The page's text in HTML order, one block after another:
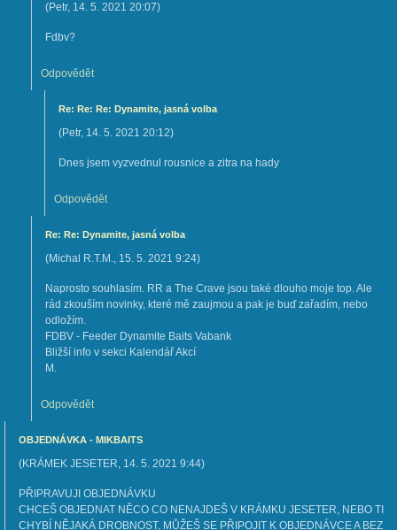
(Petr, 14. 5. 2021 20:07)
Fdbv?
Odpovědět
Re: Re: Re: Dynamite, jasná volba
(Petr, 14. 5. 2021 20:12)
Dnes jsem vyzvednul rousnice a zitra na hady
Odpovědět
Re: Re: Dynamite, jasná volba
(Michal R.T.M., 15. 5. 2021 9:24)
Naprosto souhlasím. RR a The Crave jsou také dlouho moje top. Ale
rád zkouším novinky, které mě zaujmou a pak je buď zařadím, nebo
odložím.
FDBV - Feeder Dynamite Baits Vabank
Bližší info v sekci Kalendář Akcí
M.
Odpovědět
OBJEDNÁVKA - MIKBAITS
(KRÁMEK JESETER, 14. 5. 2021 9:44)
PŘIPRAVUJI OBJEDNÁVKU
CHCEŠ OBJEDNAT NĚCO CO NENAJDEŠ V KRÁMKU JESETER, NEBO TI
CHYBÍ NĚJAKÁ DROBNOST, MŮŽEŠ SE PŘIPOJIT K OBJEDNÁVCE A BEZ